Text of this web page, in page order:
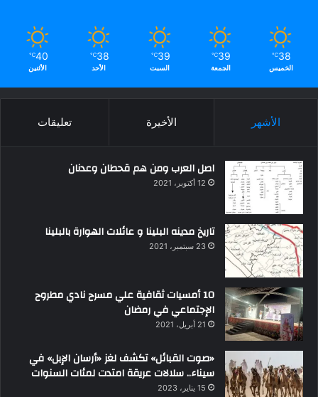
38
℃
الخميس
39
℃
الجمعة
39
℃
السبت
38
℃
الأحد
40
℃
الأثنين
الأشهر الأخيرة تعليقات
اصل العرب ومن هم قحطان وعدنان
12 أكتوبر، 2021
تاريخ مدينه البلينا و عائلات الهوارة بالبلينا
23 سبتمبر، 2021
10 أمسيات ثقافية علي مسرح نادي مطروح
الإجتماعي في رمضان
21 أبريل، 2021
«صوت القبائل» تكشف لغز «أرسان الإبل» في
سيناء.. سلالات عريقة امتدت لمئات السنوات
15 يناير، 2023